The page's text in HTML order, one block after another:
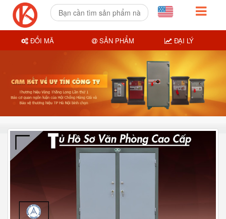
ĐỔI MÃ SẢN PHẨM ĐẠI LÝ